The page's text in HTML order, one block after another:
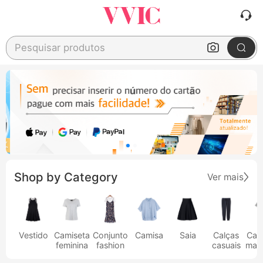
Pesquisar produtos
Shop by Category Ver mais
Vestido
Camiseta
feminina
Conjunto
fashion
Camisa Saia
Calças
casuais